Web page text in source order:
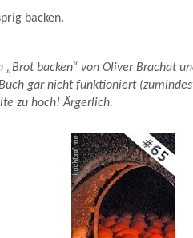
backen.
backen“ von Oliver Brachat
gar nicht funktioniert
zu hoch! Ärgerlich.